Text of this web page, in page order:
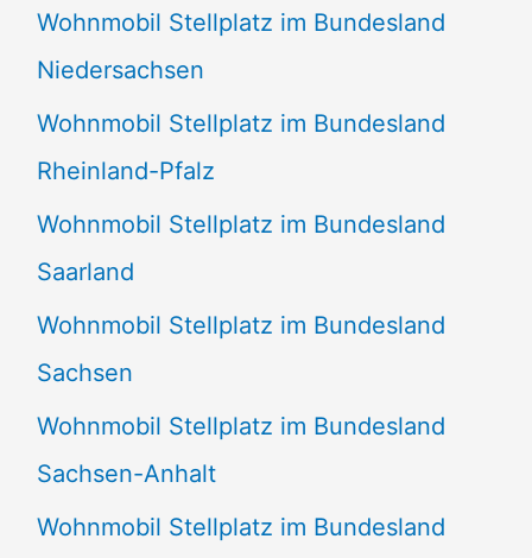
Wohnmobil Stellplatz im Bundesland
Niedersachsen
Wohnmobil Stellplatz im Bundesland
Rheinland-Pfalz
Wohnmobil Stellplatz im Bundesland
Saarland
Wohnmobil Stellplatz im Bundesland
Sachsen
Wohnmobil Stellplatz im Bundesland
Sachsen-Anhalt
Wohnmobil Stellplatz im Bundesland